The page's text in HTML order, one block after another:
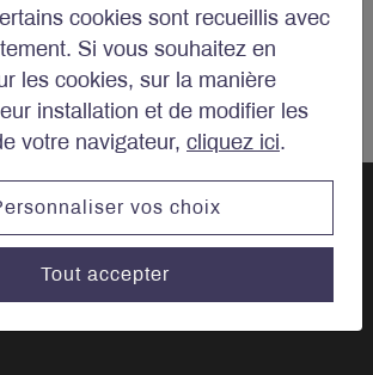
cookies sont recueillis avec
Si vous souhaitez en
les cookies, sur la manière
installation et de modifier les
votre navigateur, cliquez ici.
vos choix
Tout accepter